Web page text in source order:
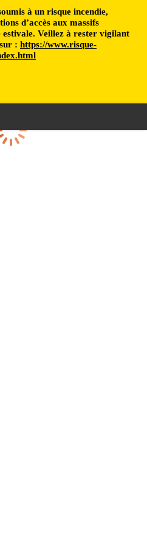
à un risque incendie,
d’accès aux massifs
Veillez à rester vigilant
: https://www.risque-
Cargando